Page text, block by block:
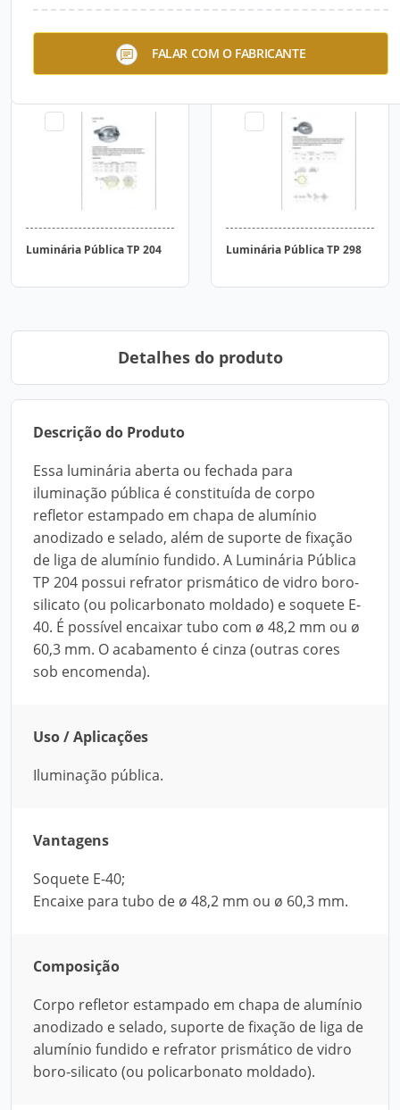
FALAR COM O FABRICANTE
Luminária Decorativa TPD
984
Luminária Pública TP 204 Luminária Pública TP 298
Detalhes do produto
Descrição do Produto
Essa luminária aberta ou fechada para
iluminação pública é constituída de corpo
refletor estampado em chapa de alumínio
anodizado e selado, além de suporte de fixação
de liga de alumínio fundido. A Luminária Pública
TP 204 possui refrator prismático de vidro boro-
silicato (ou policarbonato moldado) e soquete E-
40. É possível encaixar tubo com ø 48,2 mm ou ø
60,3 mm. O acabamento é cinza (outras cores
sob encomenda).
Uso / Aplicações
Iluminação pública.
Vantagens
Soquete E-40;
Encaixe para tubo de ø 48,2 mm ou ø 60,3 mm.
Composição
Corpo refletor estampado em chapa de alumínio
anodizado e selado, suporte de fixação de liga de
alumínio fundido e refrator prismático de vidro
boro-silicato (ou policarbonato moldado).